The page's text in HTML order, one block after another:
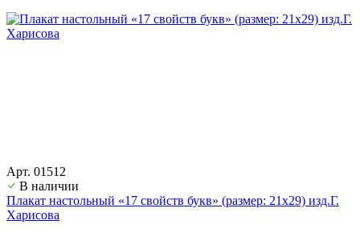
Арт. 01512
В наличии
Плакат настольный «17 свойств букв» (размер: 21х29) изд.Г.
Харисова